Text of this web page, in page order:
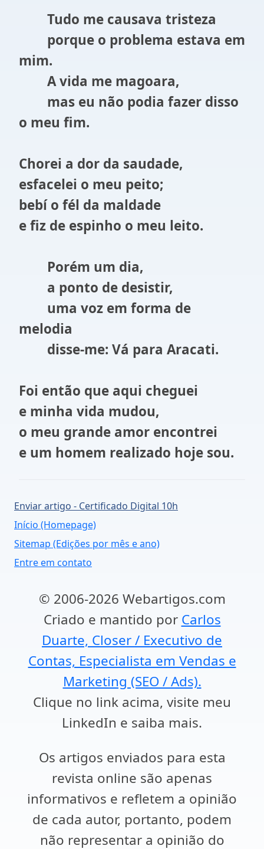
Tudo me causava tristeza
porque o problema estava em
mim.
A vida me magoara,
mas eu não podia fazer disso
o meu fim.
Chorei a dor da saudade,
esfacelei o meu peito;
bebí o fél da maldade
e fiz de espinho o meu leito.
Porém um dia,
a ponto de desistir,
uma voz em forma de
melodia
disse-me: Vá para Aracati.
Foi então que aqui cheguei
e minha vida mudou,
o meu grande amor encontrei
e um homem realizado hoje sou.
Enviar artigo - Certificado Digital 10h
Início (Homepage)
Sitemap (Edições por mês e ano)
Entre em contato
© 2006-2026 Webartigos.com
Criado e mantido por Carlos
Duarte, Closer / Executivo de
Contas, Especialista em Vendas e
Marketing (SEO / Ads).
Clique no link acima, visite meu
LinkedIn e saiba mais.
Os artigos enviados para esta
revista online são apenas
informativos e refletem a opinião
de cada autor, portanto, podem
não representar a opinião do